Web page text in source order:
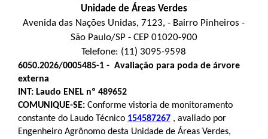
Unidade de Áreas Verdes
Avenida das Nações Unidas, 7123, - Bairro Pinheiros -
São Paulo/SP - CEP 01020-900
Telefone: (11) 3095-9598
6050.2026/0005485-1 - Avaliação para poda de árvore
externa
INT: Laudo ENEL nº 489652
COMUNIQUE-SE: Conforme vistoria de monitoramento
constante do Laudo Técnico 154587267, avaliado por
Engenheiro Agrônomo desta Unidade de Áreas Verdes,